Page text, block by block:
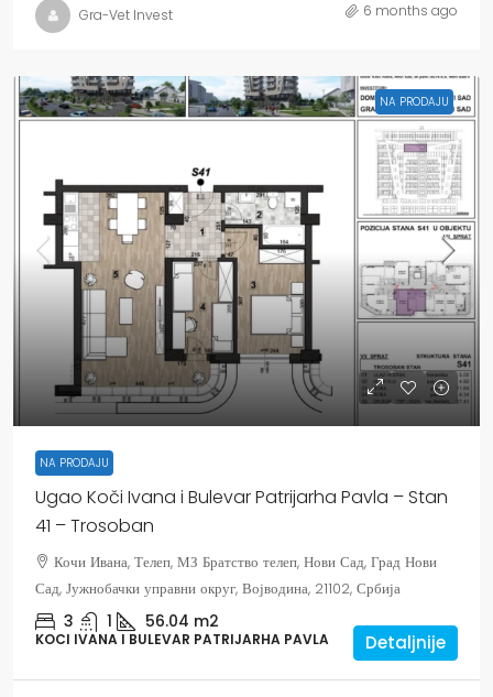
Gra-Vet Invest 6 months ago
NA PRODAJU
NA PRODAJU
Ugao Koči Ivana i Bulevar Patrijarha Pavla – Stan
41 – Trosoban
Кочи Ивана, Телеп, МЗ Братство телеп, Нови Сад, Град Нови
Сад, Јужнобачки управни округ, Војводина, 21102, Србија
3 1 56.04 m2
KOCI IVANA I BULEVAR PATRIJARHA PAVLA Detaljnije